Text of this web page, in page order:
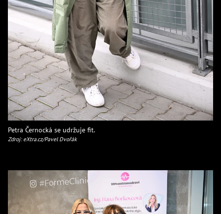
Petra Černocká se udržuje fit.
Zdroj: eXtra.cz/Pavel Dvořák